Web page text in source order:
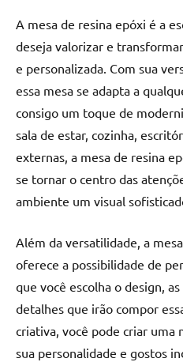
A mesa de resina epóxi é a
deseja valorizar e
e personalizada. Com sua
essa mesa se adapta a
consigo um toque de
sala de estar, cozinha,
externas, a mesa de resina
se tornar o centro das
ambiente um visual
Além da versatilidade, a
oferece a possibilidade de
que você escolha o design,
detalhes que irão compor
criativa, você pode criar uma
sua personalidade e gostos